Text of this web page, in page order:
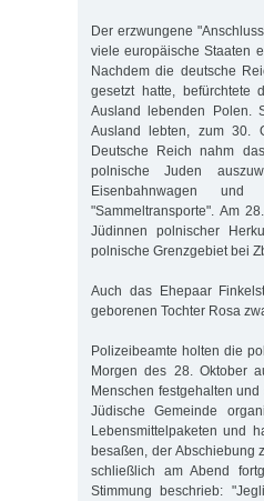
Der erzwungene
viele europäische Staaten
Nachdem die deutsche
gesetzt hatte, befürchtete
Ausland lebenden Polen.
Ausland lebten, zum 30.
Deutsche Reich nahm
polnische Juden
Eisenbahnwagen
"Sammeltransporte". Am
Jüdinnen polnischer
polnische Grenzgebiet bei
Auch das Ehepaar
geborenen Tochter Rosa
Polizeibeamte holten die
Morgen des 28. Oktober
Menschen festgehalten
Jüdische Gemeinde
Lebensmittelpaketen und
besaßen, der Abschiebung
schließlich am Abend
Stimmung beschrieb: